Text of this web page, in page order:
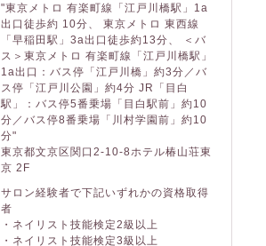
"東京メトロ 有楽町線「江戸川橋駅」1a
出口徒歩約 10分、 東京メトロ 東西線
「早稲田駅」3a出口徒歩約13分、 ＜バ
ス＞東京メトロ 有楽町線「江戸川橋駅」
1a出口：バス停「江戸川橋」約3分／バ
ス停「江戸川公園」約4分 JR「目白
駅」：バス停5番乗場「目白駅前」約10
分／バス停8番乗場「川村学園前」約10
分"
東京都文京区関口2-10-8ホテル椿山荘東
京 2F
サロン経験者で下記いずれかの資格取得
者
・ネイリスト技能検定2級以上
・ネイリスト技能検定3級以上